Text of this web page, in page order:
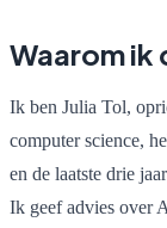
Waarom ik
Ik ben Julia Tol,
computer science,
en de laatste drie
Ik geef advies over